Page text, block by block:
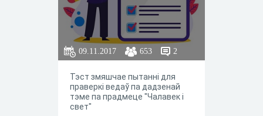
09.11.2017 653 2
Тэст змяшчае пытанні для
праверкі ведаў па дадзенай
тэме па прадмеце "Чалавек і
свет"